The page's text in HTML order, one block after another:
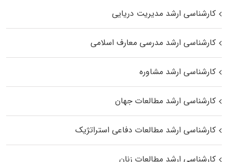
کارشناسی ارشد مدیریت دریایی
کارشناسی ارشد مدرسی معارف اسلامی
کارشناسی ارشد مشاوره
کارشناسی ارشد مطالعات جهان
کارشناسی ارشد مطالعات دفاعی استراتژیک
کارشناسی ارشد مطالعات زنان